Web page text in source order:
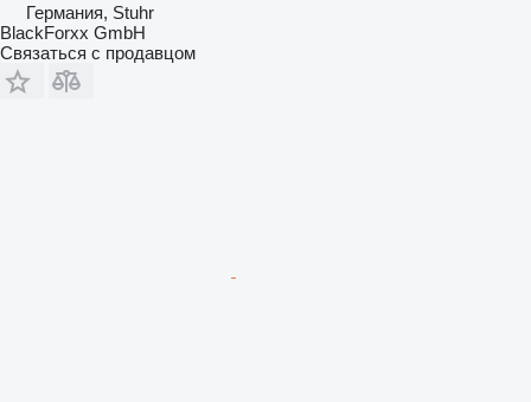
Германия, Stuhr
BlackForxx GmbH
Связаться с продавцом